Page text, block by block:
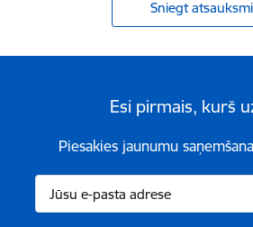
Sniegt atsauksmi
Esi pirmais, kurš
Piesakies jaunumu